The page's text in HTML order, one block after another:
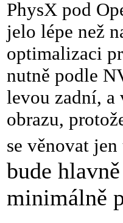
PhysX pod
jelo lépe než
optimalizaci
nutně podle
levou zadní, a
obrazu,
se věnovat
bude
minimálně